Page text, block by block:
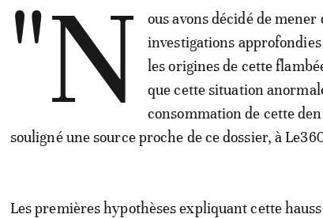
"N
ous avons décidé de
investigations
les origines de cette
que cette situation
consommation de cette
souligné une source proche de ce dossier, à
Les premières hypothèses expliquant cette